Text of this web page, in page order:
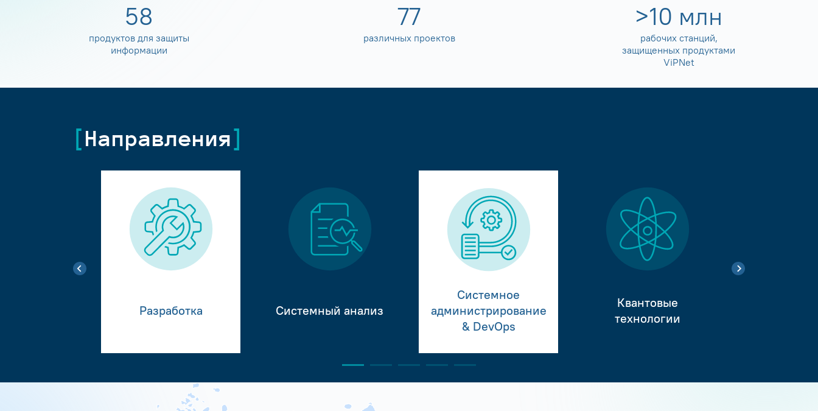
60
продуктов для защиты
информации
80
различных проектов
>10 млн
рабочих станций,
защищенных продуктами
ViPNet
Направления
Разработка Системный анализ
Системное
администрирование
& DevOps
Квантовые
технологии